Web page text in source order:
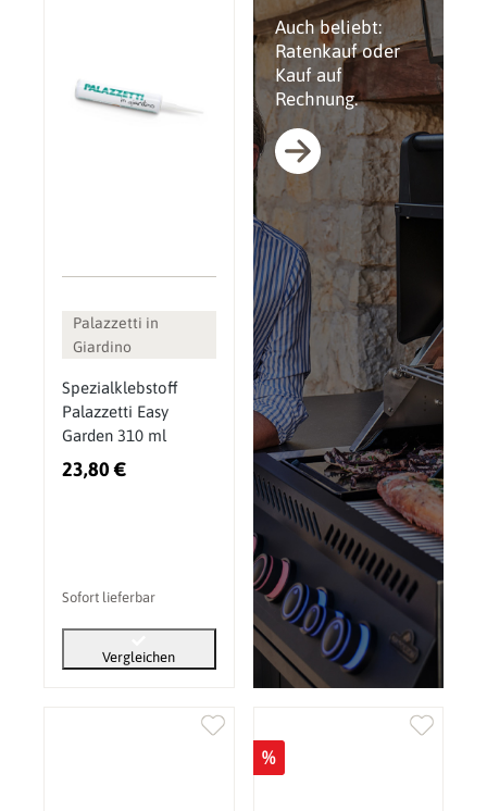
Auch beliebt:
Ratenkauf oder
Kauf auf
Rechnung.
Palazzetti in
Giardino
Spezialklebstoff
Palazzetti Easy
Garden 310 ml
23,80 €
Sofort lieferbar
Vergleichen
%